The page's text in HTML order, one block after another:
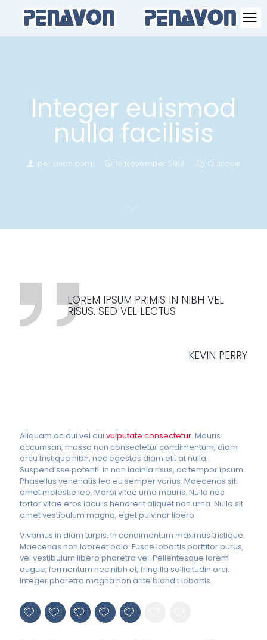
Integer euismod
nulla facilisis
penavon.com 15 November 2018 Quisque
LOREM IPSUM PRIMIS IN NIBH VEL
RISUS. SED VEL LECTUS
KEVIN PERRY
Aliquam ac dui vel dui vulputate consectetur. Mauris
accumsan, massa non consectetur condimentum, diam
arcu tristique nibh, nec egestas diam elit at nulla.
Suspendisse potenti. In non lacinia risus, ac tempor ipsum.
Phasellus venenatis leo eu semper varius. Maecenas sit
amet molestie leo. Morbi vitae urna mauris. Nulla nec
tortor vitae eros iaculis hendrerit aliquet non urna. Nulla sit
amet vestibulum magna, eget pulvinar libero.
Vivamus in diam turpis. In condimentum maximus tristique.
Maecenas non laoreet odio. Fusce lobortis porttitor purus,
vel vestibulum libero pharetra vel. Pellentesque lorem
augue, fermentum nec nibh et, fringilla sollicitudin orci.
Integer pharetra magna non ante blandit lobortis.